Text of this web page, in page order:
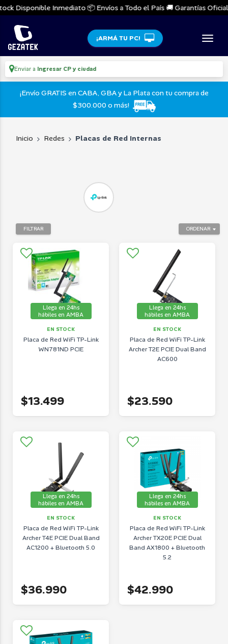
Disponible Inmediato 📦 Envíos a Todo el País 🚚 Garantías
¡ARMÁ TU PC!
Enviar a Ingresar CP y ciudad
¡Envío GRATIS en CABA, GBA y La Plata con tu compra de
$300.000 o más!
Inicio Redes Placas de Red Internas
ORDENAR
FILTRAR
Llega en 24hs
hábiles en AMBA
EN STOCK
Placa de Red WiFi TP-Link
WN781ND PCIE
$13.499
Llega en 24hs
hábiles en AMBA
EN STOCK
Placa de Red WiFi TP-Link
Archer T2E PCIE Dual Band
AC600
$23.590
Llega en 24hs
hábiles en AMBA
EN STOCK
Placa de Red WiFi TP-Link
Archer T4E PCIE Dual Band
AC1200 + Bluetooth 5.0
$36.990
Llega en 24hs
hábiles en AMBA
EN STOCK
Placa de Red WiFi TP-Link
Archer TX20E PCIE Dual
Band AX1800 + Bluetooth
5.2
$42.990